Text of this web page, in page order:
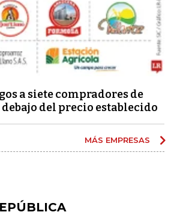
a siete compradores de
del precio establecido
MÁS EMPRESAS